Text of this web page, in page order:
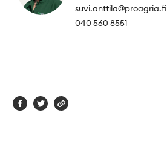
suvi.anttila@proagria.fi
040 560 8551